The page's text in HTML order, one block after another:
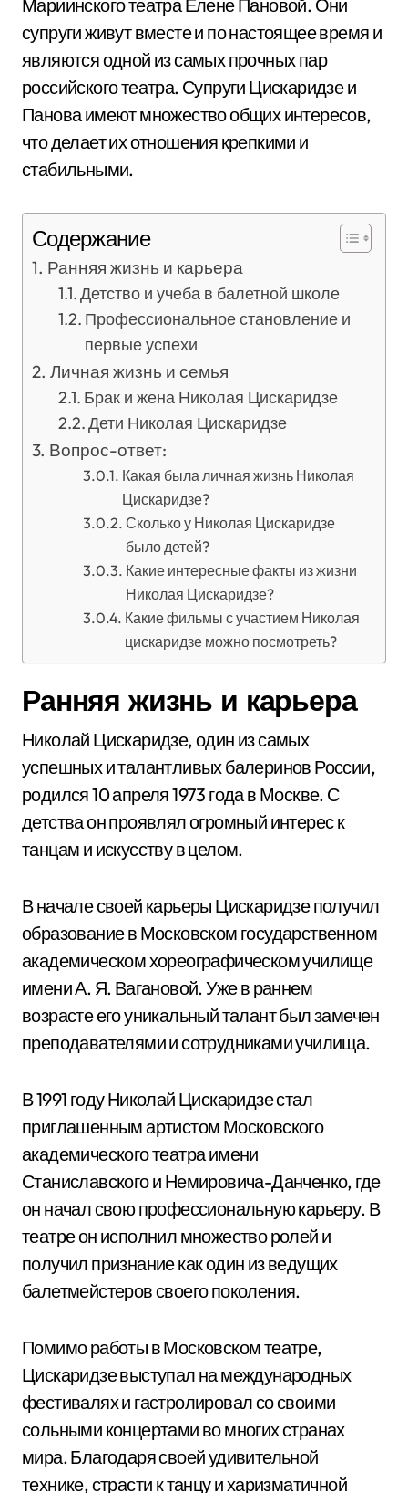
Мариинского театра Елене Пановой. Они
супруги живут вместе и по настоящее время и
являются одной из самых прочных пар
российского театра. Супруги Цискаридзе и
Панова имеют множество общих интересов,
что делает их отношения крепкими и
стабильными.
Содержание
Ранняя жизнь и карьера
Детство и учеба в балетной школе
Профессиональное становление и
первые успехи
Личная жизнь и семья
Брак и жена Николая Цискаридзе
Дети Николая Цискаридзе
Вопрос-ответ:
Какая была личная жизнь Николая
Цискаридзе?
Сколько у Николая Цискаридзе
было детей?
Какие интересные факты из жизни
Николая Цискаридзе?
Какие фильмы с участием Николая
цискаридзе можно посмотреть?
Ранняя жизнь и карьера
Николай Цискаридзе, один из самых
успешных и талантливых балеринов России,
родился 10 апреля 1973 года в Москве. С
детства он проявлял огромный интерес к
танцам и искусству в целом.
В начале своей карьеры Цискаридзе получил
образование в Московском государственном
академическом хореографическом училище
имени А. Я. Вагановой. Уже в раннем
возрасте его уникальный талант был замечен
преподавателями и сотрудниками училища.
В 1991 году Николай Цискаридзе стал
приглашенным артистом Московского
академического театра имени
Станиславского и Немировича-Данченко, где
он начал свою профессиональную карьеру. В
театре он исполнил множество ролей и
получил признание как один из ведущих
балетмейстеров своего поколения.
Помимо работы в Московском театре,
Цискаридзе выступал на международных
фестивалях и гастролировал со своими
сольными концертами во многих странах
мира. Благодаря своей удивительной
технике, страсти к танцу и харизматичной